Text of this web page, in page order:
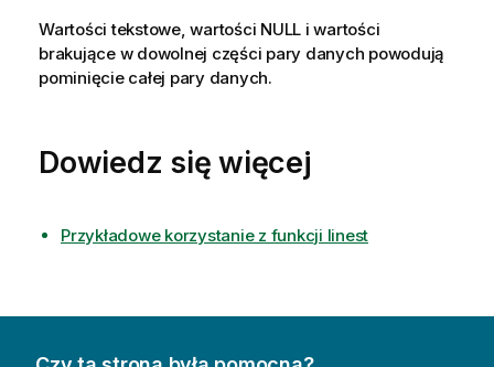
Wartości tekstowe, wartości NULL i wartości
brakujące w dowolnej części pary danych powodują
pominięcie całej pary danych.
Dowiedz się więcej
Przykładowe korzystanie z funkcji linest